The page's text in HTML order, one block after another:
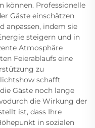
können. Professionelle
Gäste einschätzen
anpassen, indem sie
steigern und in
Atmosphäre
Feierablaufs eine
zu
schafft
Gäste noch lange
die Wirkung der
ist, dass Ihre
in sozialen